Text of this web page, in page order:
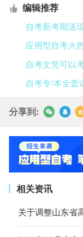
编辑推荐
自考新考期送
应用型自考火
自考文凭可以
自考专/本全套
分享到:
相关资讯